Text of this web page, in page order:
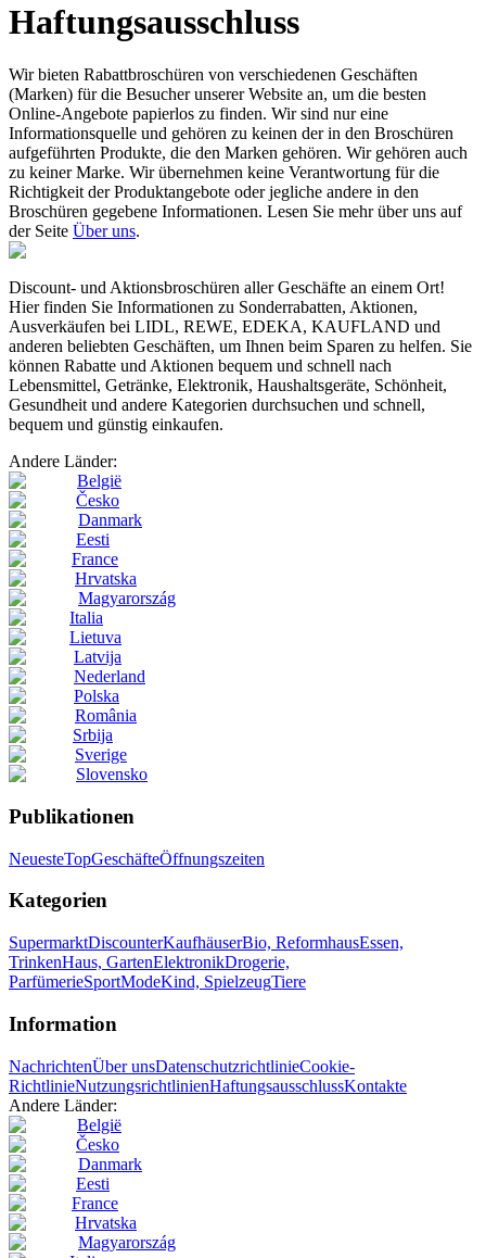
Haftungsausschluss
Wir bieten Rabattbroschüren von verschiedenen Geschäften
(Marken) für die Besucher unserer Website an, um die besten
Online-Angebote papierlos zu finden. Wir sind nur eine
Informationsquelle und gehören zu keinen der in den Broschüren
aufgeführten Produkte, die den Marken gehören. Wir gehören auch
zu keiner Marke. Wir übernehmen keine Verantwortung für die
Richtigkeit der Produktangebote oder jegliche andere in den
Broschüren gegebene Informationen. Lesen Sie mehr über uns auf
der Seite Über uns.
Discount- und Aktionsbroschüren aller Geschäfte an einem Ort!
Hier finden Sie Informationen zu Sonderrabatten, Aktionen,
Ausverkäufen bei LIDL, REWE, EDEKA, KAUFLAND und
anderen beliebten Geschäften, um Ihnen beim Sparen zu helfen. Sie
können Rabatte und Aktionen bequem und schnell nach
Lebensmittel, Getränke, Elektronik, Haushaltsgeräte, Schönheit,
Gesundheit und andere Kategorien durchsuchen und schnell,
bequem und günstig einkaufen.
Andere Länder:
België
Česko
Danmark
Eesti
France
Hrvatska
Magyarország
Italia
Lietuva
Latvija
Nederland
Polska
România
Srbija
Sverige
Slovensko
Publikationen
NeuesteTopGeschäfteÖffnungszeiten
Kategorien
SupermarktDiscounterKaufhäuserBio, ReformhausEssen,
TrinkenHaus, GartenElektronikDrogerie,
ParfümerieSportModeKind, SpielzeugTiere
Information
NachrichtenÜber unsDatenschutzrichtlinieCookie-
RichtlinieNutzungsrichtlinienHaftungsausschlussKontakte
Andere Länder:
België
Česko
Danmark
Eesti
France
Hrvatska
Magyarország